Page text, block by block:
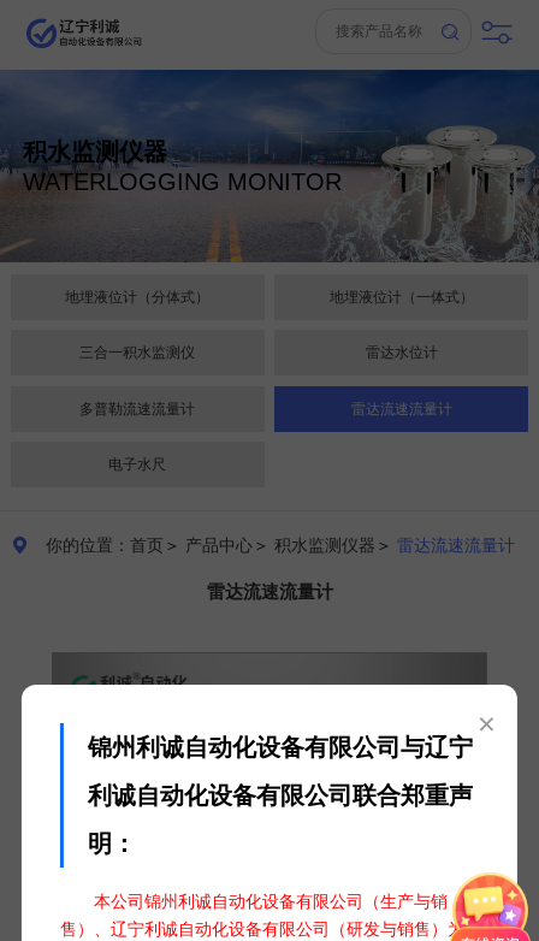
×
锦州利诚自动化设备有限公司与辽宁
利诚自动化设备有限公司联合郑重声
明：
本公司锦州利诚自动化设备有限公司（生产与销
售）、辽宁利诚自动化设备有限公司（研发与销售）为
积水监测仪器
WATERLOGGING MONITOR
地埋液位计（分体式） 地埋液位计（一体式）
三合一积水监测仪 雷达水位计
多普勒流速流量计 雷达流速流量计
电子水尺
 你的位置：首页 ＞ 产品中心＞ 积水监测仪器 ＞ 雷达流速流量计
雷达流速流量计